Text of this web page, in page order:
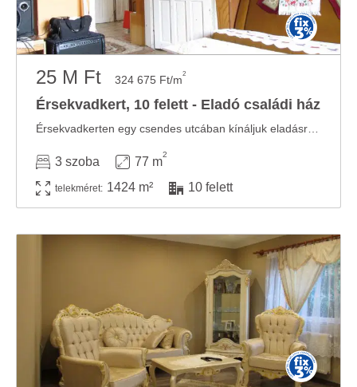
25 M Ft 324 675 Ft/m2
Érsekvadkert, 10 felett - Eladó családi ház
3 szoba 77 m
2
telekméret: 1424 m² 10 felett